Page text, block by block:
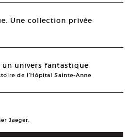
Une collection privée
un univers fantastique
de l’Hôpital Sainte-Anne
Jaeger,